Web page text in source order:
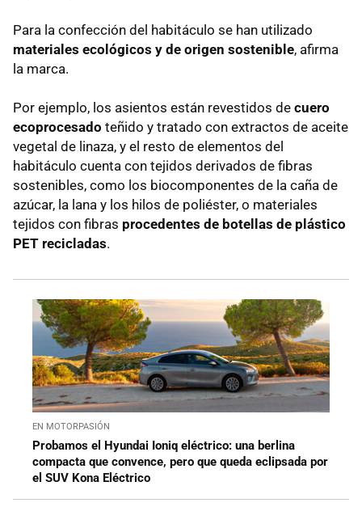
Para la confección del habitáculo se han utilizado
materiales ecológicos y de origen sostenible, afirma
la marca.
Por ejemplo, los asientos están revestidos de cuero
ecoprocesado teñido y tratado con extractos de aceite
vegetal de linaza, y el resto de elementos del
habitáculo cuenta con tejidos derivados de fibras
sostenibles, como los biocomponentes de la caña de
azúcar, la lana y los hilos de poliéster, o materiales
tejidos con fibras procedentes de botellas de plástico
PET recicladas.
EN MOTORPASIÓN
Probamos el Hyundai Ioniq eléctrico: una berlina
compacta que convence, pero que queda eclipsada por
el SUV Kona Eléctrico